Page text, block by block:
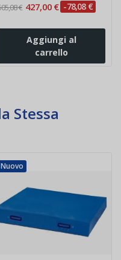
€ 427,00 € -78,08 €
Aggiungi al
carrello
Stessa
Nuovo